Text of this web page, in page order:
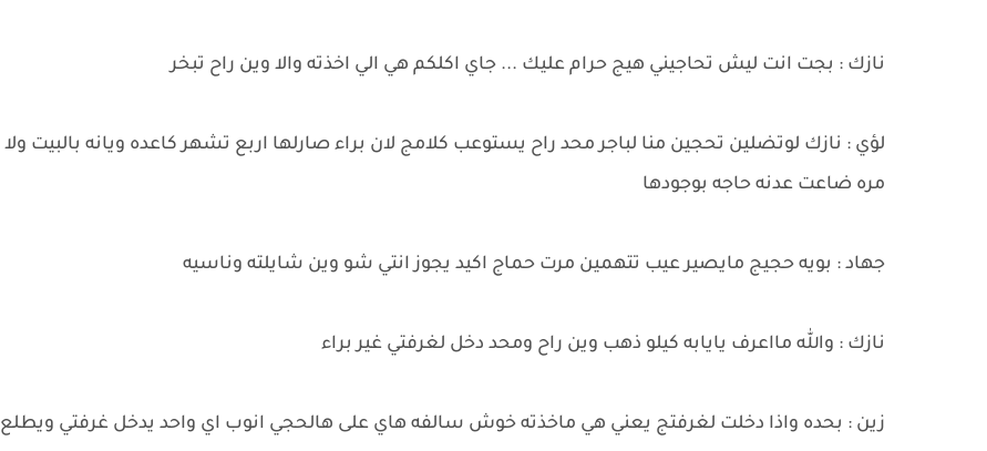
نازك : بجت انت ليش تحاجيني هيج حرام عليك ... جاي اكلكم هي الي اخذته والا وين راح تبخر
لؤي : نازك لوتضلين تحجين منا لباجر محد راح يستوعب كلامج لان براء صارلها اربع تشهر كاعده ويانه بالبيت ولا
مره ضاعت عدنه حاجه بوجودها
جهاد : بويه حجيج مايصير عيب تتهمين مرت حماج اكيد يجوز انتي شو وين شايلته وناسيه
نازك : والله مااعرف يايابه كيلو ذهب وين راح ومحد دخل لغرفتي غير براء
زين : بحده واذا دخلت لغرفتج يعني هي ماخذته خوش سالفه هاي على هالحجي انوب اي واحد يدخل غرفتي ويطلع